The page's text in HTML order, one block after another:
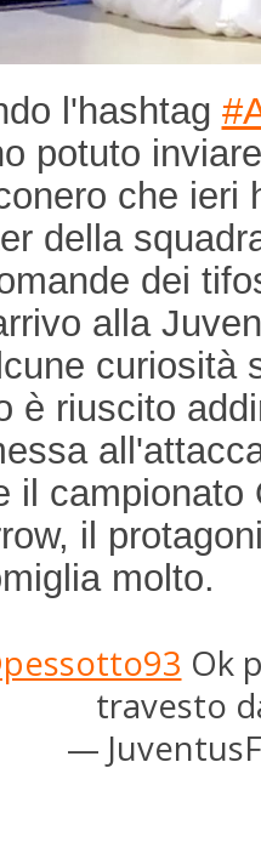
l'hashtag
potuto
che ieri
della
dei
alla
curiosità
è riuscito
il campionato
il
molto.
Ok
travesto
—